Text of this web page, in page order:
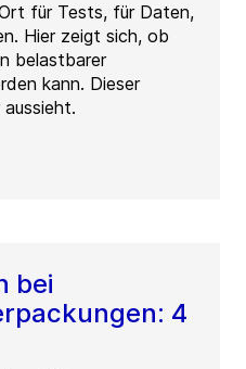
für Tests, für Daten,
Hier zeigt sich, ob
belastbarer
kann. Dieser
bei
4